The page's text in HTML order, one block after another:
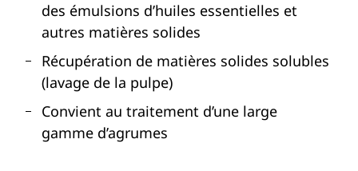
des émulsions d’huiles essentielles et
autres matières solides
Récupération de matières solides solubles
(lavage de la pulpe)
Convient au traitement d’une large
gamme d’agrumes